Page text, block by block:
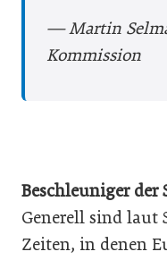
— Martin
Kommission
Beschleuniger der
Generell sind laut
Zeiten, in denen